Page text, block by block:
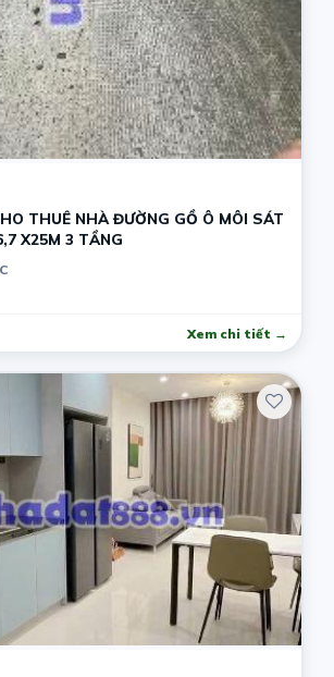
THUÊ NHÀ ĐƯỜNG GỒ Ô MÔI SÁT
X25M 3 TẦNG
Xem chi tiết →